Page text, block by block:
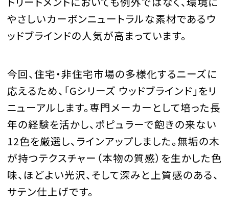
やさしいカーボンニュートラルな素材であるウ
ッドブラインドの人気が高まっています。
今回、住宅・非住宅市場の多様化するニーズに
応えるため、「Gシリーズ ウッドブラインド」をリ
ニューアルします。専門メーカーとして培った長
年の経験を活かし、ポピュラーで飽きの来ない
12色を厳選し、ラインアップしました。無垢の木
が持つテクスチャー（本物の質感）を生かした色
味、ほどよい光沢、そして深みと上質感のある、
サテン仕上げです。